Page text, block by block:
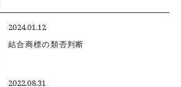
2024.01.12
結合商標の類否判断
2022.08.31